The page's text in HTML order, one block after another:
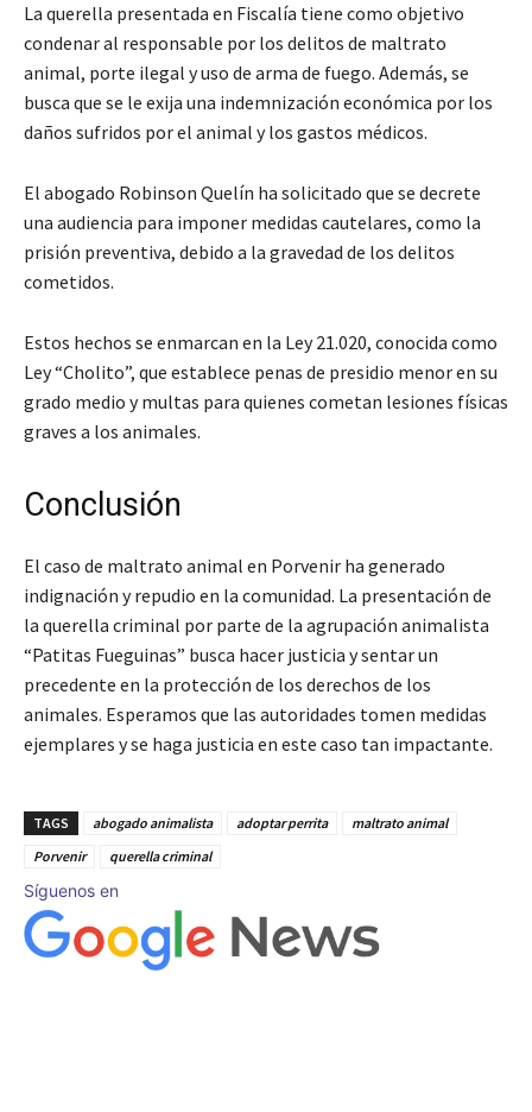
La querella presentada en Fiscalía tiene como objetivo
condenar al responsable por los delitos de maltrato
animal, porte ilegal y uso de arma de fuego. Además, se
busca que se le exija una indemnización económica por los
daños sufridos por el animal y los gastos médicos.
El abogado Robinson Quelín ha solicitado que se decrete
una audiencia para imponer medidas cautelares, como la
prisión preventiva, debido a la gravedad de los delitos
cometidos.
Estos hechos se enmarcan en la Ley 21.020, conocida como
Ley “Cholito”, que establece penas de presidio menor en su
grado medio y multas para quienes cometan lesiones físicas
graves a los animales.
Conclusión
El caso de maltrato animal en Porvenir ha generado
indignación y repudio en la comunidad. La presentación de
la querella criminal por parte de la agrupación animalista
“Patitas Fueguinas” busca hacer justicia y sentar un
precedente en la protección de los derechos de los
animales. Esperamos que las autoridades tomen medidas
ejemplares y se haga justicia en este caso tan impactante.
TAGS abogado animalista adoptar perrita
maltrato animal
Porvenir
querella criminal
Síguenos en